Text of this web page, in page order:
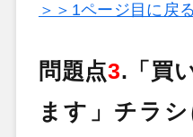
＞＞1ページ目に戻る
問題点3. 「買
ます」チラ